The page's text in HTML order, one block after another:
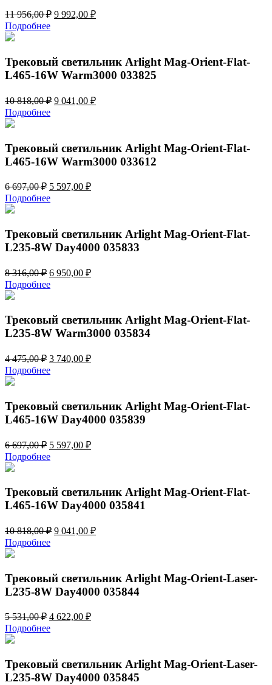
11 956,00₽ Первоначальная
956,00 ₽.
9 992,00 ₽Текущая
Подробнее
Трековый светильник Arlight Mag-Orient-Flat-
L465-16W Warm3000 033825
10 818,00₽ Первоначальная
818,00 ₽.
9 041,00 ₽Текущая
Подробнее
Трековый светильник Arlight Mag-Orient-Flat-
L465-16W Warm3000 033612
6 697,00₽ Первоначальная
цена
составляла
697,00 ₽.
5 597,00 ₽Текущая
Подробнее
Трековый светильник Arlight Mag-Orient-Flat-
L235-8W Day4000 035833
8 316,00₽ Первоначальная
цена
составляла
316,00 ₽.
6 950,00 ₽Текущая
Подробнее
Трековый светильник Arlight Mag-Orient-Flat-
L235-8W Warm3000 035834
4 475,00₽ Первоначальная
цена
составляла
475,00 ₽.
3 740,00 ₽Текущая
Подробнее
Трековый светильник Arlight Mag-Orient-Flat-
L465-16W Day4000 035839
6 697,00₽ Первоначальная
цена
составляла
697,00 ₽.
5 597,00 ₽Текущая
Подробнее
Трековый светильник Arlight Mag-Orient-Flat-
L465-16W Day4000 035841
10 818,00₽ Первоначальная
818,00 ₽.
9 041,00 ₽Текущая
Подробнее
Трековый светильник Arlight Mag-Orient-Laser-
L235-8W Day4000 035844
5 531,00₽ Первоначальная
цена
составляла
531,00 ₽.
4 622,00 ₽Текущая
Подробнее
Трековый светильник Arlight Mag-Orient-Laser-
L235-8W Day4000 035845